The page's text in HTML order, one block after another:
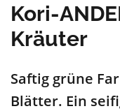
Kori-
Kräuter
Saftig grüne
Blätter. Ein